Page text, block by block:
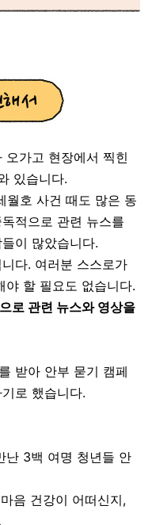
가고 현장에서 찍힌
있습니다.
호 사건 때도 많은 동
독적으로 관련 뉴스를
이 많았습니다.
다. 여러분 스스로가
할 필요도 없습니다.
로 관련 뉴스와 영상을
받아 안부 묻기 캠페
로 했습니다.
난 3백 여명 청년들 안
음 건강이 어떠신지,